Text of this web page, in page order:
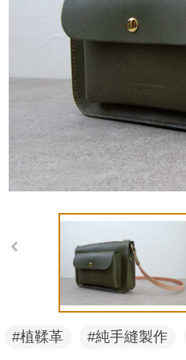
#植鞣革 #純手縫製作